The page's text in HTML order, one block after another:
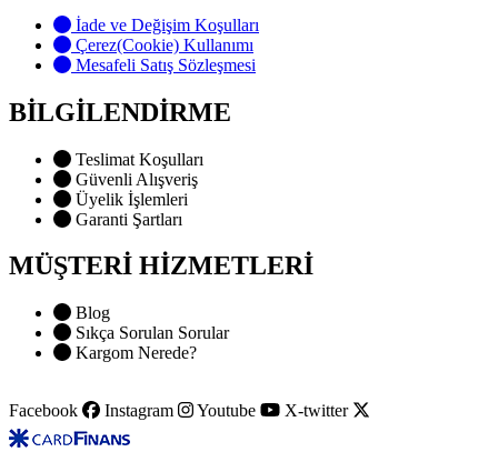
İade ve Değişim Koşulları
Çerez(Cookie) Kullanımı
Mesafeli Satış Sözleşmesi
BİLGİLENDİRME
Teslimat Koşulları
Güvenli Alışveriş
Üyelik İşlemleri
Garanti Şartları
MÜŞTERİ HİZMETLERİ
Blog
Sıkça Sorulan Sorular
Kargom Nerede?
Facebook Instagram Youtube X-twitter